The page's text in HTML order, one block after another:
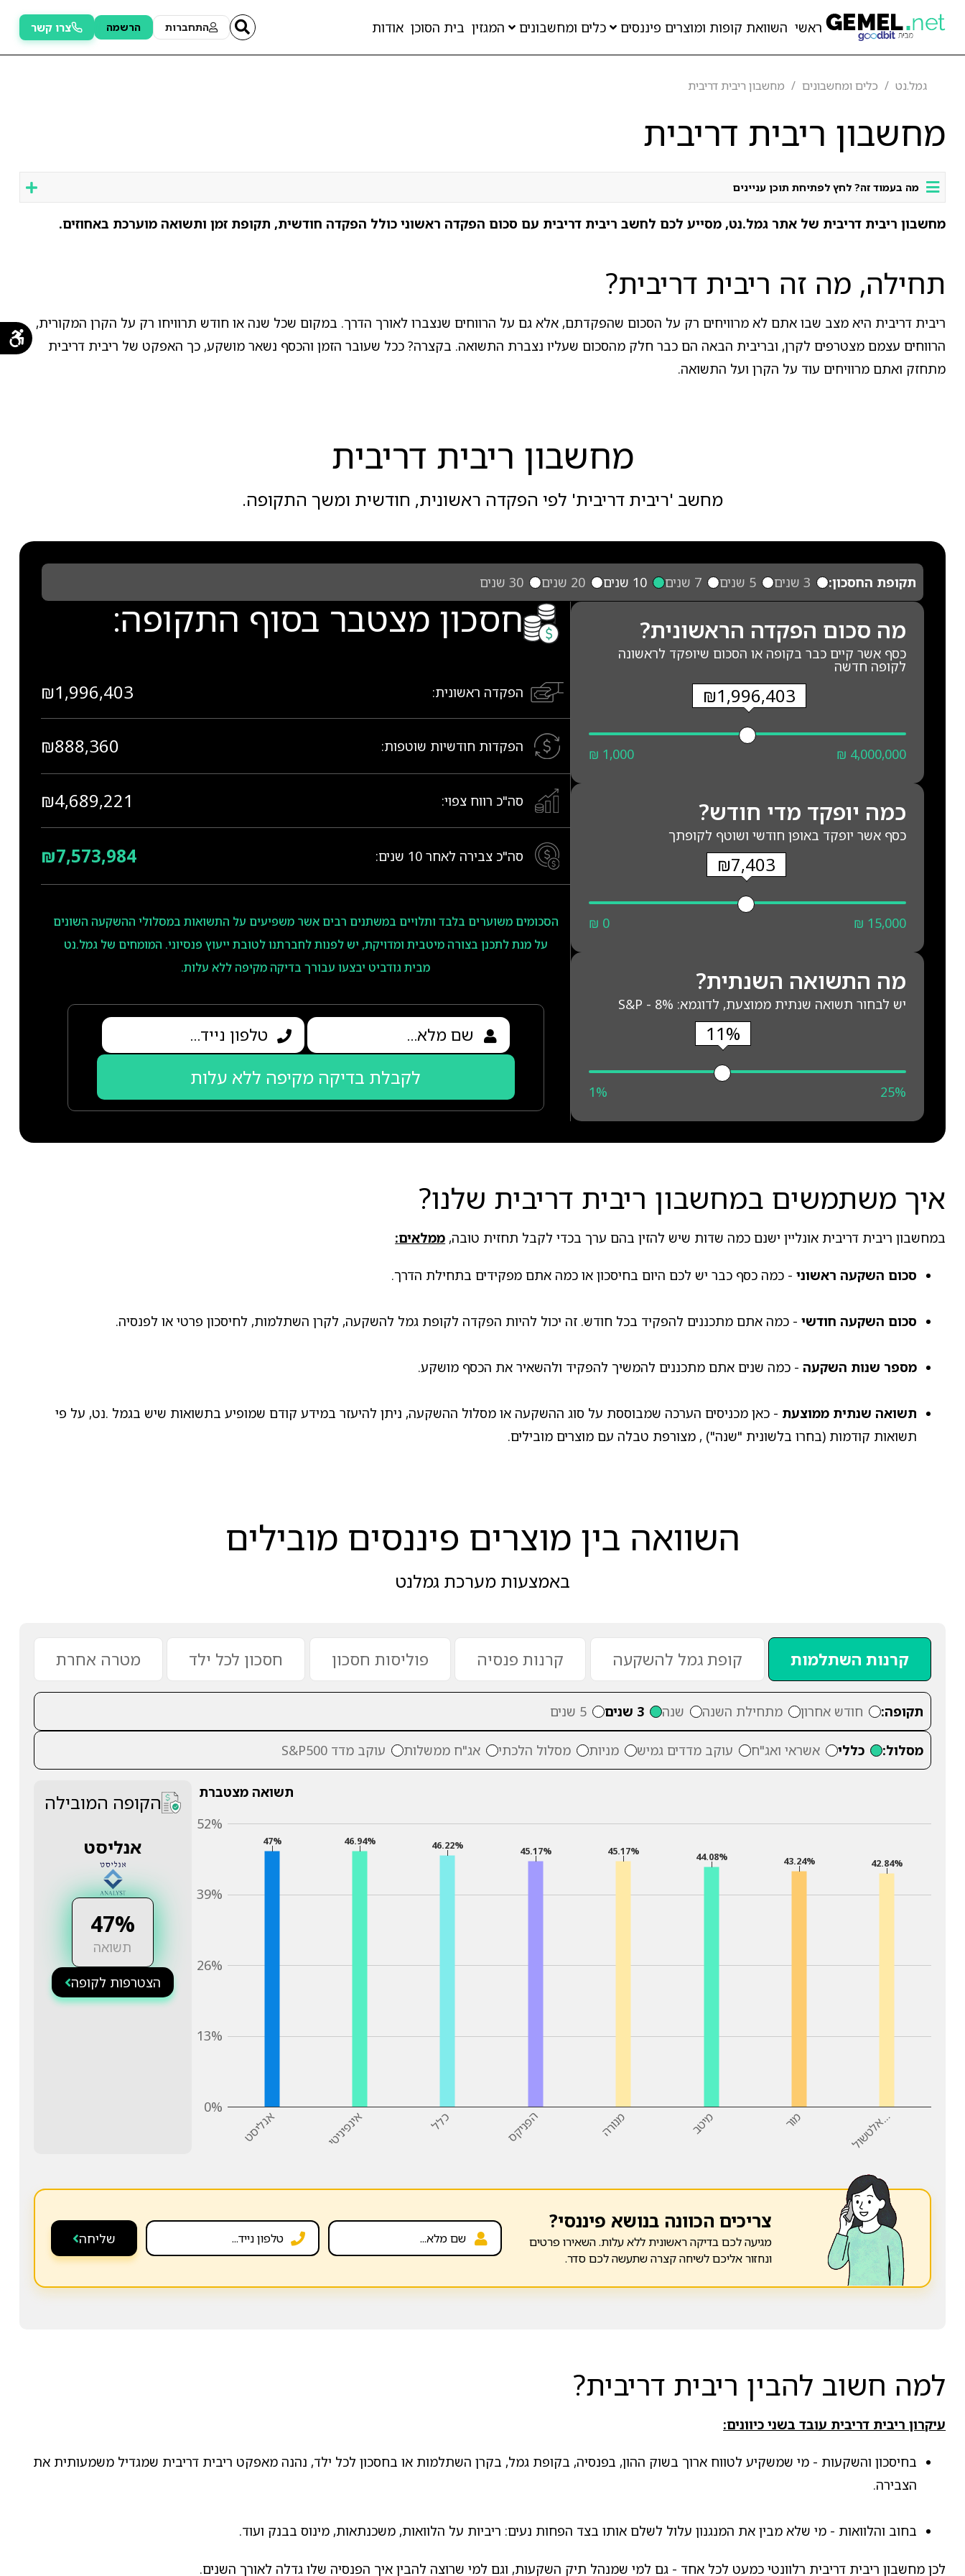
ראשי השוואת קופות ומוצרים פיננסים כלים ומחשבונים המגזין בית הסוכן אודות התחברות הרשמה צרו קשר
גמל.נט כלים ומחשבונים מחשבון ריבית דריבית
מחשבון ריבית דריבית
מה בעמוד זה? לחץ לפתיחת תוכן עניינים
מחשבון ריבית דריבית של אתר גמל.נט, מסייע לכם לחשב ריבית דריבית עם סכום הפקדה ראשוני כולל הפקדה חודשית, תקופת זמן ותשואה מוערכת באחוזים.
תחילה, מה זה ריבית דריבית?
ריבית דריבית היא מצב שבו אתם לא מרוויחים רק על הסכום שהפקדתם, אלא גם על הרווחים שנצברו לאורך הדרך. במקום שכל שנה או חודש תרוויחו רק על הקרן המקורית,
הרווחים עצמם מצטרפים לקרן, ובריבית הבאה הם כבר חלק מהסכום שעליו נצברת התשואה. בקצרה? ככל שעובר הזמן והכסף נשאר מושקע, כך האפקט של ריבית דריבית
מתחזק ואתם מרוויחים עוד על הקרן ועל התשואה.
מחשבון ריבית דריבית
מחשב 'ריבית דריבית' לפי הפקדה ראשונית, חודשית ומשך התקופה.
תקופת החסכון: 3 שנים 5 שנים 7 שנים 10 שנים 20 שנים 30 שנים
מה סכום הפקדה הראשונית?
כסף אשר קיים כבר בקופה או הסכום שיופקד לראשונה
לקופה חדשה
₪1,996,403
₪ 1,000 ₪ 4,000,000
כמה יופקד מדי חודש?
כסף אשר יופקד באופן חודשי ושוטף לקופתך
₪7,403
₪ 0 ₪ 15,000
מה התשואה השנתית?
יש לבחור תשואה שנתית ממוצעת, לדוגמא: S&P - 8%
11%
1% 25%
חסכון מצטבר בסוף התקופה:
הפקדה ראשונית: ₪1,996,403
הפקדות חודשיות שוטפות: ₪888,360
סה"כ רווח צפוי: ₪4,689,221
סה"כ צבירה לאחר 10 שנים: ₪7,573,984
הסכומים משוערים בלבד ותלויים במשתנים רבים אשר משפיעים על התשואות במסלולי ההשקעה השונים
על מנת לתכנן בצורה מיטבית ומדויקת, יש לפנות לחברתנו לטובת ייעוץ פנסיוני. המומחים של גמל.נט
מבית גודביט יבצעו עבורך בדיקה מקיפה ללא עלות.
לקבלת בדיקה מקיפה ללא עלות
איך משתמשים במחשבון ריבית דריבית שלנו?
במחשבון ריבית דריבית אונליין ישנם כמה שדות שיש להזין בהם ערך בכדי לקבל תחזית טובה, ממלאים:
סכום השקעה ראשוני- כמה כסף כבר יש לכם היום בחיסכון או כמה אתם מפקידים בתחילת הדרך.
סכום השקעה חודשי- כמה אתם מתכננים להפקיד בכל חודש. זה יכול להיות הפקדה לקופת גמל להשקעה, לקרן השתלמות, לחיסכון פרטי או לפנסיה.
מספר שנות השקעה- כמה שנים אתם מתכננים להמשיך להפקיד ולהשאיר את הכסף מושקע.
תשואה שנתית ממוצעת - כאן מכניסים הערכה שמבוססת על סוג ההשקעה או מסלול ההשקעה, ניתן להיעזר במידע קודם שמופיע בתשואות שיש בגמל .נט, על פי
תשואות קודמות (בחרו בלשונית "שנה") , מצורפת טבלה עם מוצרים מובילים.
השוואה בין מוצרים פיננסים מובילים
באמצעות מערכת גמלנט
קרנות השתלמות קופת גמל להשקעה קרנות פנסיה פוליסות חסכון חסכון לכל ילד מטרה אחרת
תקופה: חודש אחרון מתחילת השנה שנה 3 שנים 5 שנים
מסלול: כללי אשראי ואג"ח עוקב מדדים גמיש מניות מסלול הלכתי אג"ח ממשלות עוקב מדד S&P500
תשואה מצטברת
אנליסט אינפיניטי כלל הפניקס מנורה מיטב מור א
ל
ט
ש
ו
ל
…
0%
13%
26%
39%
52%
47% 46.94% 46.22% 45.17% 45.17% 44.08% 43.24% 42.84%
הקופה המובילה
אנליסט
47%
תשואה
הצטרפות לקופה
צריכים הכוונה בנושא פיננסי?
מגיעה לכם בדיקה ראשונית ללא עלות. השאירו פרטים
ונחזור אליכם לשיחה קצרה שתעשה לכם סדר.
שליחה
למה חשוב להבין ריבית דריבית?
עיקרון ריבית דריבית עובד בשני כיוונים:
בחיסכון והשקעות - מי שמשקיע לטווח ארוך בשוק ההון, בפנסיה, בקופת גמל, בקרן השתלמות או בחסכון לכל ילד, נהנה מאפקט ריבית דריבית שמגדיל משמעותית את
הצבירה.
בחוב והלוואות - מי שלא מבין את המנגנון עלול לשלם אותו בצד הפחות נעים: ריביות על הלוואות, משכנתאות, מינוס בבנק ועוד.
לכן מחשבון ריבית דריבית רלוונטי כמעט לכל אחד - גם למי שמנהל תיק השקעות, וגם למי שרוצה להבין איך הפנסיה שלו גדלה לאורך השנים.